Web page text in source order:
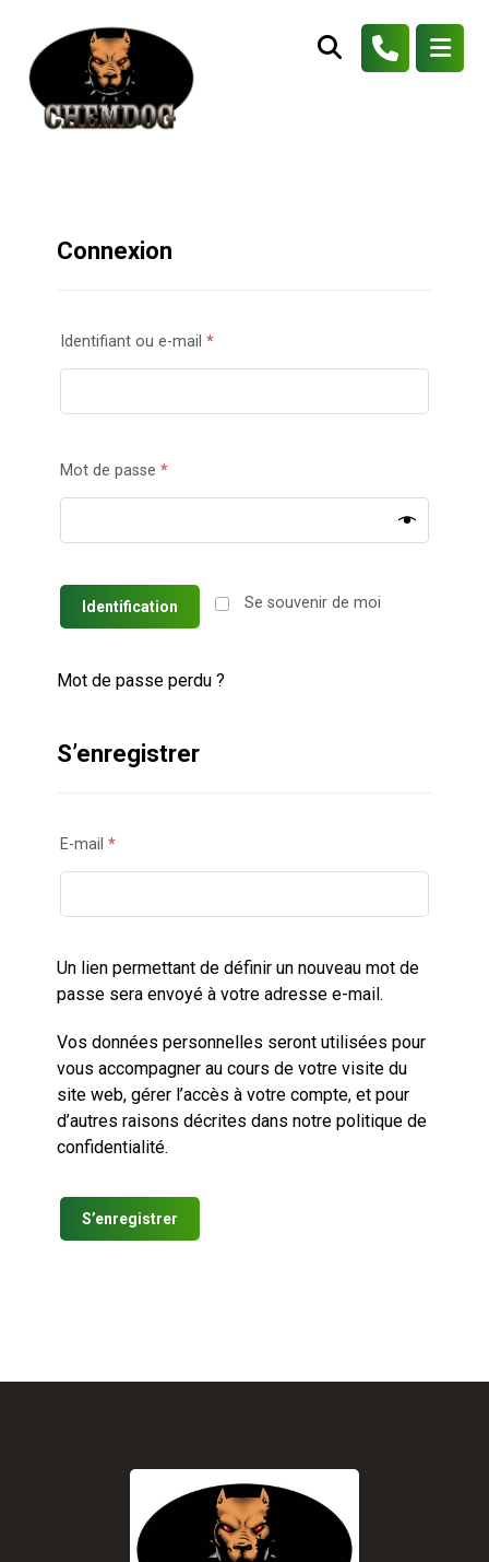
Connexion
Identifiant ou e-mail*
Mot de passe*
Se souvenir de moi
Identification
Mot de passe perdu ?
S’enregistrer
E-mail*
Un lien permettant de définir un nouveau mot de
passe sera envoyé à votre adresse e-mail.
Vos données personnelles seront utilisées pour
vous accompagner au cours de votre visite du
site web, gérer l’accès à votre compte, et pour
d’autres raisons décrites dans notrepolitique de
confidentialité.
S’enregistrer